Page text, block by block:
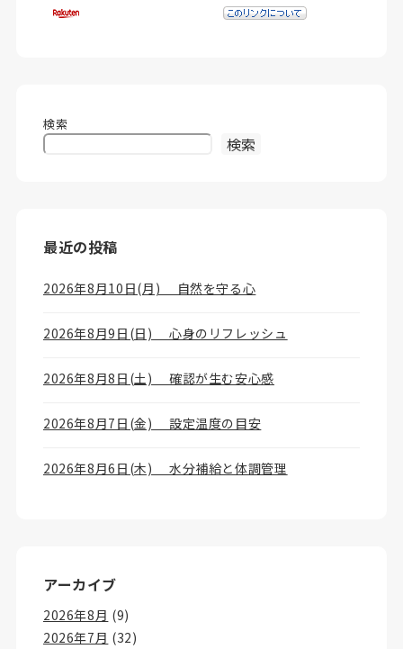
検索
検索
最近の投稿
2026年8月10日(月) 自然を守る心
2026年8月9日(日) 心身のリフレッシュ
2026年8月8日(土) 確認が生む安心感
2026年8月7日(金) 設定温度の目安
2026年8月6日(木) 水分補給と体調管理
アーカイブ
2026年8月 (9)
2026年7月 (32)